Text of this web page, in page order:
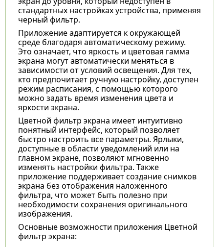
стандартных настройках устройства, применяя
черный фильтр.
Приложение адаптируется к окружающей
среде благодаря автоматическому режиму.
Это означает, что яркость и цветовая гамма
экрана могут автоматически меняться в
зависимости от условий освещения. Для тех,
кто предпочитает ручную настройку, доступен
режим расписания, с помощью которого
можно задать время изменения цвета и
яркости экрана.
Цветной фильтр экрана имеет интуитивно
понятный интерфейс, который позволяет
быстро настроить все параметры. Ярлыки,
доступные в области уведомлений или на
главном экране, позволяют мгновенно
изменять настройки фильтра. Также
приложение поддерживает создание снимков
экрана без отображения наложенного
фильтра, что может быть полезно при
необходимости сохранения оригинального
изображения.
Основные возможности приложения Цветной
фильтр экрана: